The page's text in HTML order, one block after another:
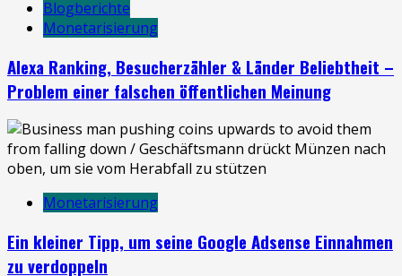
Blogberichte
Monetarisierung
Alexa Ranking, Besucherzähler & Länder Beliebtheit –
Problem einer falschen öffentlichen Meinung
Monetarisierung
Ein kleiner Tipp, um seine Google Adsense Einnahmen
zu verdoppeln